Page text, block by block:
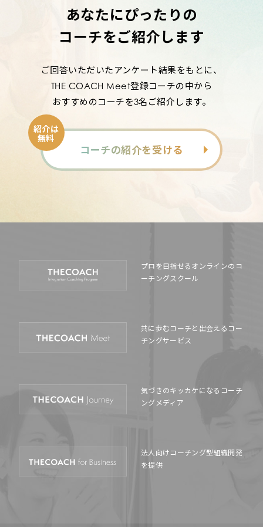
あなたにぴったりの
コーチをご紹介します
ご回答いただいたアンケート結果をもとに、
THE COACH Meet登録コーチの中から
おすすめのコーチを3名ご紹介します。
紹介は
無料
コーチの紹介を受ける
プロを目指せるオンラインの コ
ーチングスクール
共に歩むコーチと出会える コー
チングサービス
気づきのキッカケになる コーチ
ングメディア
法人向けコーチング型組織開発
を提供